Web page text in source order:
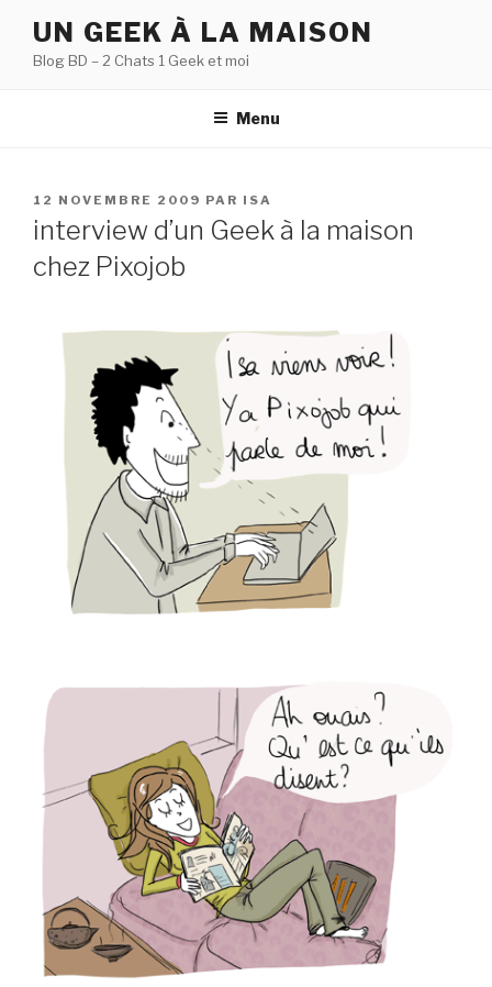
contenu
UN GEEK À LA MAISON
Blog BD – 2 Chats 1 Geek et moi
Menu
PUBLIÉ
LE
12 NOVEMBRE 2009 PAR ISA
interview d’un Geek à la maison
chez Pixojob